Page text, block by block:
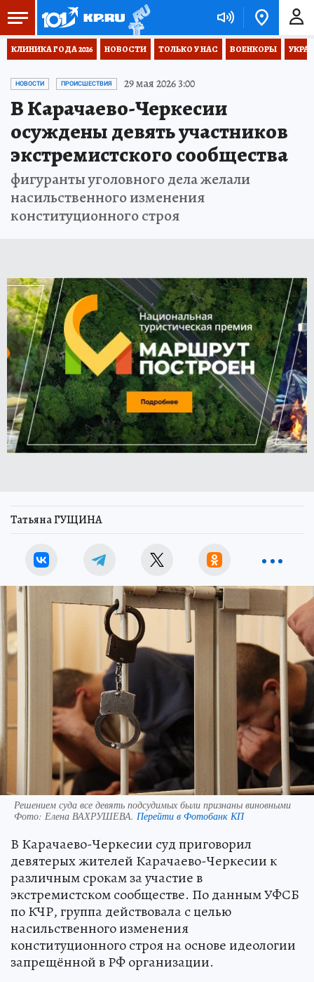
КЛИНИКА ГОДА 2026 НОВОСТИ ТОЛЬКО У НАС ВОЕНКОРЫ
НОВОСТИ ПРОИСШЕСТВИЯ 29 мая 2026 3:00
В Карачаево-Черкесии
осуждены девять участников
экстремистского сообщества
фигуранты уголовного дела желали
насильственного изменения
конституционного строя
Татьяна ГУЩИНА
Решением суда все девять подсудимых были признаны виновными
Фото: Елена ВАХРУШЕВА. Перейти в Фотобанк КП
В Карачаево-Черкесии суд приговорил
девятерых жителей Карачаево-Черкесии к
различным срокам за участие в
экстремистском сообществе. По данным УФСБ
по КЧР, группа действовала с целью
насильственного изменения
конституционного строя на основе идеологии
запрещённой в РФ организации.